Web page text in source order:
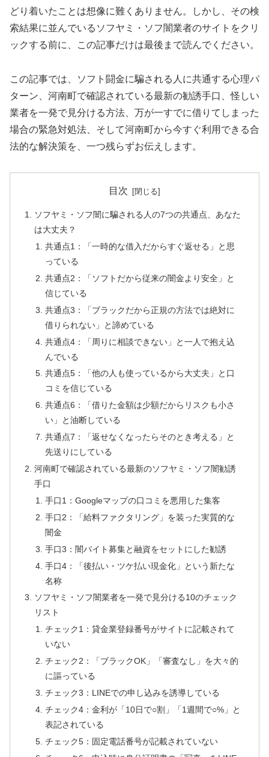
どり着いたことは想像に難くありません。しかし、その検
索結果に並んでいるソフヤミ・ソフ闇業者のサイトをクリ
ックする前に、この記事だけは最後まで読んでください。
この記事では、ソフト闘金に騙される人に共通する心理パ
ターン、河南町で確認されている最新の勧誘手口、怪しい
業者を一発で見分ける方法、万が一すでに借りてしまった
場合の緊急対処法、そして河南町から今すぐ利用できる合
法的な解決策を、一つ残らずお伝えします。
目次
ソフヤミ・ソフ闇に騙される人の7つの共通点、あなた
は大丈夫？
共通点1：「一時的な借入だからすぐ返せる」と思
っている
共通点2：「ソフトだから従来の闇金より安全」と
信じている
共通点3：「ブラックだから正規の方法では絶対に
借りられない」と諦めている
共通点4：「周りに相談できない」と一人で抱え込
んでいる
共通点5：「他の人も使っているから大丈夫」と口
コミを信じている
共通点6：「借りた金額は少額だからリスクも小さ
い」と油断している
共通点7：「返せなくなったらそのとき考える」と
先送りにしている
河南町で確認されている最新のソフヤミ・ソフ闇勧誘
手口
手口1：Googleマップの口コミを悪用した集客
手口2：「給料ファクタリング」を装った実質的な
闇金
手口3：闇バイト募集と融資をセットにした勧誘
手口4：「後払い・ツケ払い現金化」という新たな
名称
ソフヤミ・ソフ闇業者を一発で見分ける10のチェック
リスト
チェック1：貸金業登録番号がサイトに記載されて
いない
チェック2：「ブラックOK」「審査なし」を大々的
に謳っている
チェック3：LINEでの申し込みを誘導している
チェック4：金利が「10日で○割」「1週間で○%」と
表記されている
チェック5：固定電話番号が記載されていない